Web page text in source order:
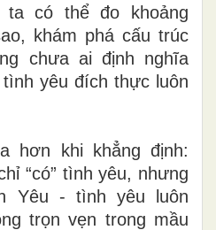
có thể đo khoảng
khám phá cấu trúc
chưa ai định nghĩa
yêu đích thực luôn
hơn khi khẳng định:
“có” tình yêu, nhưng
Yêu - tình yêu luôn
trọn vẹn trong mầu